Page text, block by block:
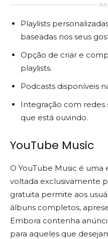
Playlists
baseadas nos seus
Opção de criar e
playlists.
Podcasts disponíveis
Integração com redes
que está ouvindo.
YouTube Music
O YouTube Music é uma
voltada exclusivamente
gratuita permite aos
álbuns completos,
Embora contenha
para aqueles que